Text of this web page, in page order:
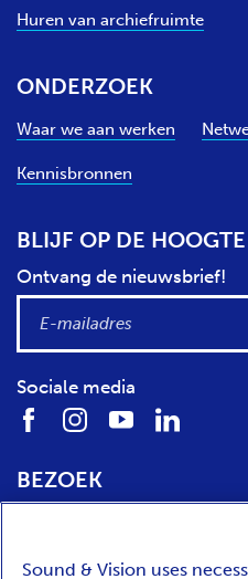
Huren van archiefruimte
ONDERZOEK
Waar we aan werken
Kennisbronnen
BLIJF OP DE HOOGTE
Ontvang de nieuwsbrief!
Sociale media
BEZOEK
1217 WE Hilversum
Sound & Vision uses